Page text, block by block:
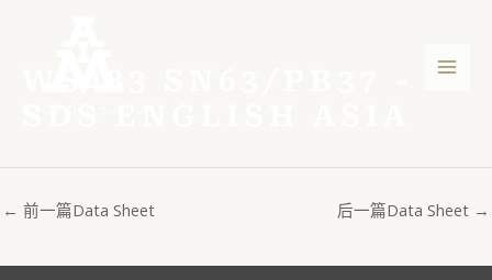
菜
← 前一篇Data Sheet 后一篇Data Sheet →